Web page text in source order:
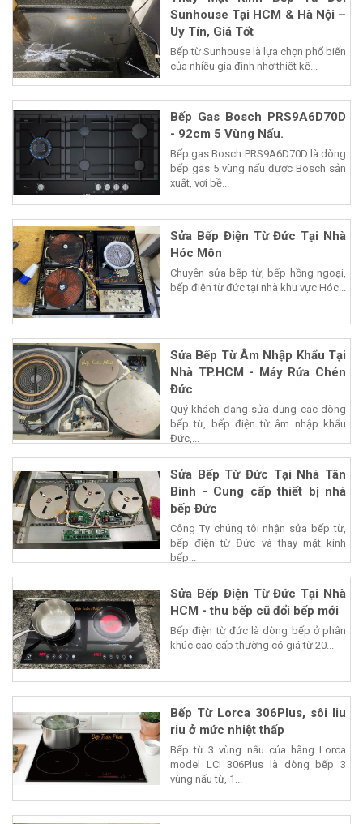
Sunhouse Tại HCM & Hà Nội –
Uy Tín, Giá Tốt
Bếp từ Sunhouse là lựa chọn phổ biến
của nhiều gia đình nhờ thiết kế...
Bếp Gas Bosch PRS9A6D70D
- 92cm 5 Vùng Nấu.
Bếp gas Bosch PRS9A6D70D là dòng
bếp gas 5 vùng nấu được Bosch sản
xuất, vơi bề...
Sửa Bếp Điện Từ Đức Tại Nhà
Hóc Môn
Chuyên sửa bếp từ, bếp hồng ngoại,
bếp điện từ đức tại nhà khu vực Hóc...
Sửa Bếp Từ Âm Nhập Khẩu Tại
Nhà TP.HCM - Máy Rửa Chén
Đức
Quý khách đang sửa dụng các dòng
bếp từ, bếp điện từ âm nhập khẩu
Đức,...
Sửa Bếp Từ Đức Tại Nhà Tân
Bình - Cung cấp thiết bị nhà
bếp Đức
Công Ty chúng tôi nhận sửa bếp từ,
bếp điện từ Đức và thay mặt kính
bếp...
Sửa Bếp Điện Từ Đức Tại Nhà
HCM - thu bếp cũ đổi bếp mới
Bếp điện từ đức là dòng bếp ở phân
khúc cao cấp thường có giá từ 20...
Bếp Từ Lorca 306Plus, sôi liu
riu ở mức nhiệt thấp
Bếp từ 3 vùng nấu của hãng Lorca
model LCI 306Plus là dòng bếp 3
vùng nấu từ, 1...